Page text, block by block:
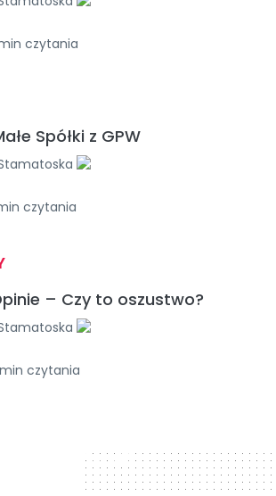
czytania
Spółki z GPW
czytania
– Czy to oszustwo?
min czytania
728 x 90